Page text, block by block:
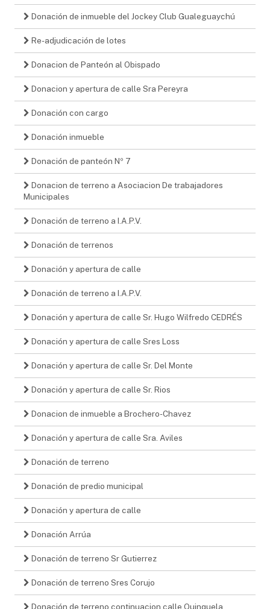
Donación de inmueble del Jockey Club Gualeguaychú
Re-adjudicación de lotes
Donacion de Panteón al Obispado
Donacion y apertura de calle Sra Pereyra
Donación con cargo
Donación inmueble
Donación de panteón Nº 7
Donacion de terreno a Asociacion De trabajadores
Municipales
Donación de terreno a I.A.P.V.
Donación de terrenos
Donación y apertura de calle
Donación de terreno a I.A.P.V.
Donación y apertura de calle Sr. Hugo Wilfredo CEDRÉS
Donación y apertura de calle Sres Loss
Donación y apertura de calle Sr. Del Monte
Donación y apertura de calle Sr. Rios
Donacion de inmueble a Brochero-Chavez
Donación y apertura de calle Sra. Aviles
Donación de terreno
Donación de predio municipal
Donación y apertura de calle
Donación Arrúa
Donación de terreno Sr Gutierrez
Donación de terreno Sres Corujo
Donación de terreno continuacion calle Quinquela